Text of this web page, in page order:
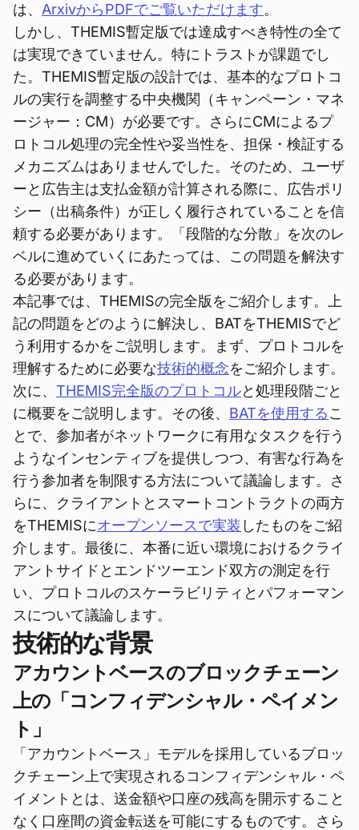
は、 ArxivからPDFでご覧いただけます。
しかし、THEMIS暫定版では達成すべき特性の全て
は実現できていません。特にトラストが課題でし
た。THEMIS暫定版の設計では、基本的なプロトコ
ルの実行を調整する中央機関（キャンペーン・マネ
ージャー：CM）が必要です。さらにCMによるプ
ロトコル処理の完全性や妥当性を、担保・検証する
メカニズムはありませんでした。そのため、ユーザ
ーと広告主は支払金額が計算される際に、広告ポリ
シー（出稿条件）が正しく履行されていることを信
頼する必要があります。「段階的な分散」を次のレ
ベルに進めていくにあたっては、この問題を解決す
る必要があります。
本記事では、THEMISの完全版をご紹介します。上
記の問題をどのように解決し、BATをTHEMISでど
う利用するかをご説明します。まず、プロトコルを
理解するために必要な技術的概念をご紹介します。
次に、 THEMIS完全版のプロトコルと処理段階ごと
に概要をご説明します。その後、 BATを使用するこ
とで、参加者がネットワークに有用なタスクを行う
ようなインセンティブを提供しつつ、有害な行為を
行う参加者を制限する方法について議論します。さ
らに、クライアントとスマートコントラクトの両方
をTHEMISにオープンソースで実装 したものをご紹
介します。最後に、本番に近い環境におけるクライ
アントサイドとエンドツーエンド双方の測定を行
い、プロトコルのスケーラビリティとパフォーマン
スについて議論します。
技術的な背景
アカウントベースのブロックチェーン
上の「コンフィデンシャル・ペイメン
ト」
「アカウントベース」モデルを採用しているブロッ
クチェーン上で実現されるコンフィデンシャル・ペ
イメントとは、送金額や口座の残高を開示すること
なく口座間の資金転送を可能にするものです。さら